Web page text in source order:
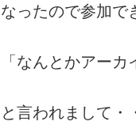
なったので参加で
「なんとかアーカ
と言われまして・